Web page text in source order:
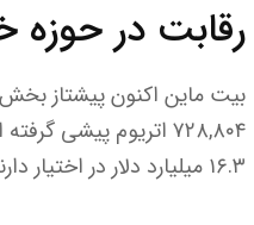
رقابت در حوزه
۱۶.۳ میلیارد دلار در اختیار دارند که ۳.۰۶ درصد از کل عرضه را تشکیل می‌دهد.